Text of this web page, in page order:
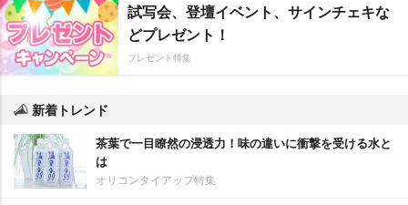
試写会、登壇イベント、サインチェキな
どプレゼント！
プレゼント特集
新着トレンド
茶葉で一目瞭然の浸透力！味の違いに衝撃を受ける水と
は
オリコンタイアップ特集